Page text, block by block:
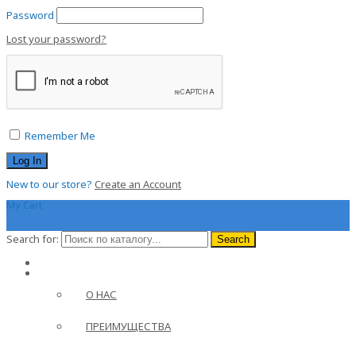
Password
Lost your password?
Remember Me
New to our store? Create an Account
My Cart
Search for:
Search
О НАС
ПРЕИМУЩЕСТВА